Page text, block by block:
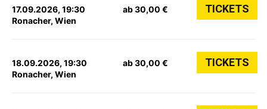
17.09.2026, 19:30
Ronacher, Wien
ab 30,00 € TICKETS
18.09.2026, 19:30
Ronacher, Wien
ab 30,00 € TICKETS